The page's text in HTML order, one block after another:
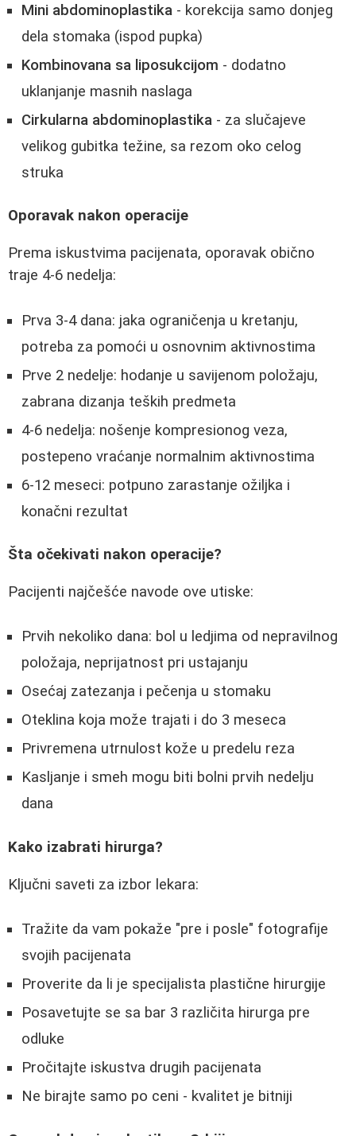
Mini abdominoplastika - korekcija samo donjeg
dela stomaka (ispod pupka)
Kombinovana sa liposukcijom - dodatno
uklanjanje masnih naslaga
Cirkularna abdominoplastika - za slučajeve
velikog gubitka težine, sa rezom oko celog
struka
Oporavak nakon operacije
Prema iskustvima pacijenata, oporavak obično
traje 4-6 nedelja:
Prva 3-4 dana: jaka ograničenja u kretanju,
potreba za pomoći u osnovnim aktivnostima
Prve 2 nedelje: hodanje u savijenom položaju,
zabrana dizanja teških predmeta
4-6 nedelja: nošenje kompresionog veza,
postepeno vraćanje normalnim aktivnostima
6-12 meseci: potpuno zarastanje ožiljka i
konačni rezultat
Šta očekivati nakon operacije?
Pacijenti najčešće navode ove utiske:
Prvih nekoliko dana: bol u ledjima od nepravilnog
položaja, neprijatnost pri ustajanju
Osećaj zatezanja i pečenja u stomaku
Oteklina koja može trajati i do 3 meseca
Privremena utrnulost kože u predelu reza
Kasljanje i smeh mogu biti bolni prvih nedelju
dana
Kako izabrati hirurga?
Ključni saveti za izbor lekara:
Tražite da vam pokaže "pre i posle" fotografije
svojih pacijenata
Proverite da li je specijalista plastične hirurgije
Posavetujte se sa bar 3 različita hirurga pre
odluke
Pročitajte iskustva drugih pacijenata
Ne birajte samo po ceni - kvalitet je bitniji